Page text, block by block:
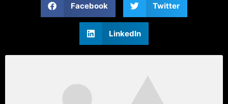
Facebook Twitter
LinkedIn